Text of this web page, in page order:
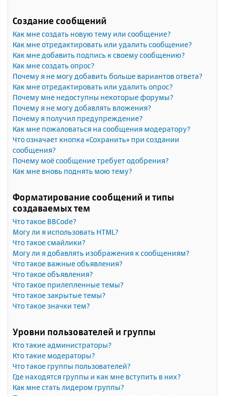
Создание сообщений
Как мне создать новую тему или сообщение?
Как мне отредактировать или удалить сообщение?
Как мне добавить подпись к своему сообщению?
Как мне создать опрос?
Почему я не могу добавить больше вариантов ответа?
Как мне отредактировать или удалить опрос?
Почему мне недоступны некоторые форумы?
Почему я не могу добавлять вложения?
Почему я получил предупреждение?
Как мне пожаловаться на сообщения модератору?
Что означает кнопка «Сохранить» при создании
сообщения?
Почему моё сообщение требует одобрения?
Как мне вновь поднять мою тему?
Форматирование сообщений и типы
создаваемых тем
Что такое BBCode?
Могу ли я использовать HTML?
Что такое смайлики?
Могу ли я добавлять изображения к сообщениям?
Что такое важные объявления?
Что такое объявления?
Что такое прилепленные темы?
Что такое закрытые темы?
Что такое значки тем?
Уровни пользователей и группы
Кто такие администраторы?
Кто такие модераторы?
Что такое группы пользователей?
Где находятся группы и как мне вступить в них?
Как мне стать лидером группы?